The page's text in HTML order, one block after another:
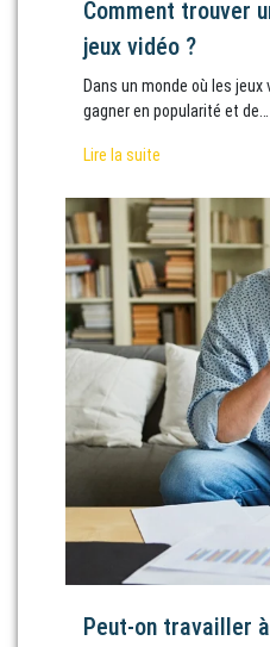
Comment trouver
jeux vidéo ?
Dans un monde où les
gagner en popularité et de…
Lire la suite
Peut-on travailler